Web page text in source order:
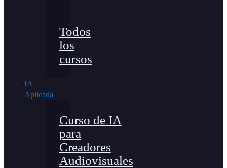
Todos
los
cursos
IA
Aplicada
Curso de IA
para
Creadores
Audiovisuales